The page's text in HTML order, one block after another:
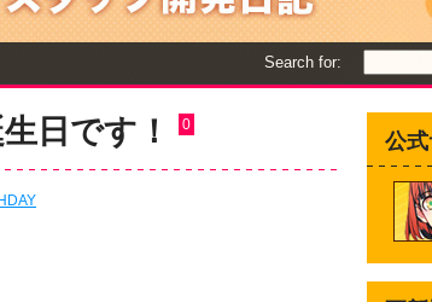
Search for:
日です！ 0
公